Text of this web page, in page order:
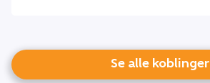
Se alle koblinger